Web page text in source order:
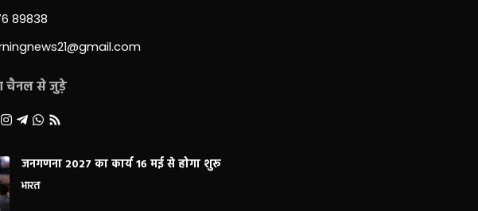
89838
चैनल से जुड़े
जनगणना 2027 का कार्य 16 मई से होगा शुरू
भारत